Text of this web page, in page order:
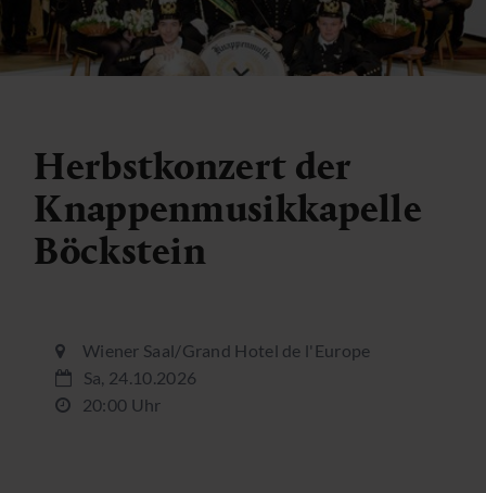
Herbstkonzert der
Knappenmusikkapelle
Böckstein
Wiener Saal/Grand Hotel de l'Europe
Sa, 24.10.2026
20:00 Uhr